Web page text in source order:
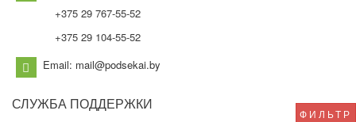
ФИЛЬТР
+375 29 767-55-52
+375 29 104-55-52
Email: mail@podsekai.by
СЛУЖБА ПОДДЕРЖКИ